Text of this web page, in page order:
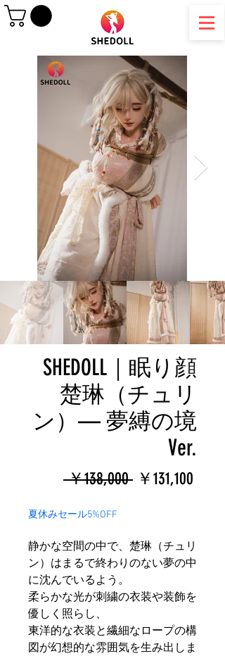
SHEDOLL｜眠り顔
楚琳（チュリ
ン）— 夢縛の境
Ver.
￥138,000 通
格
￥131,100
価
夏休みセール5%OFF
静かな空間の中で、楚琳（チュリ
ン）はまるで終わりのない夢の中
に沈んでいるよう。
柔らかな光が刺繍の衣装や装飾を
優しく照らし、
東洋的な衣装と繊細なロープの構
図が幻想的な雰囲気を生み出しま